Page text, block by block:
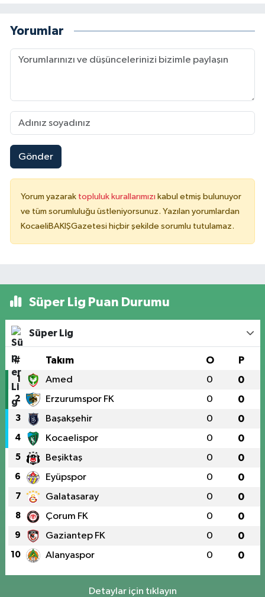
Yorumlar
Gönder
Yorum yazarak topluluk kurallarımızı kabul etmiş bulunuyor
ve tüm sorumluluğu üstleniyorsunuz. Yazılan yorumlardan
KocaeliBAKIŞGazetesi hiçbir şekilde sorumlu tutulamaz.
Süper Lig Puan Durumu
Süper Lig
# Takım O P
1 Amed 0 0
2 Erzurumspor FK 0 0
3 Başakşehir 0 0
4 Kocaelispor 0 0
5 Beşiktaş 0 0
6 Eyüpspor 0 0
7 Galatasaray 0 0
8 Çorum FK 0 0
9 Gaziantep FK 0 0
10 Alanyaspor 0 0
Detaylar için tıklayın